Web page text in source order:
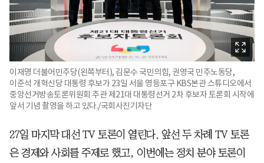
이재명 더불어민주당(왼쪽부터), 김문수 국민의힘, 권영국 민주노동당,
이준석 개혁신당 대통령 후보가 23일 서울 영등포구 KBS본관 스튜디오에서
중앙선거방송토론위원회 주관 제21대 대통령선거 2차 후보자 토론회 시작에
앞서 기념 촬영을 하고 있다./국회사진기자단
27일 마지막 대선 TV 토론이 열린다. 앞선 두 차례 TV 토론
은 경제와 사회를 주제로 했고, 이번에는 정치 분야 토론이